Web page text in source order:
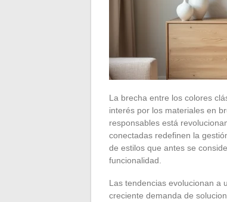
La brecha entre los colores
interés por los materiales en
responsables está
conectadas redefinen la
de estilos que antes se
funcionalidad.
Las tendencias evolucionan a
creciente demanda de